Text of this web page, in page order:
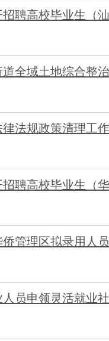
聘高校毕业生（
全域土地综合整
法规政策清理工
聘高校毕业生（
管理区拟录用人
员申领灵活就业